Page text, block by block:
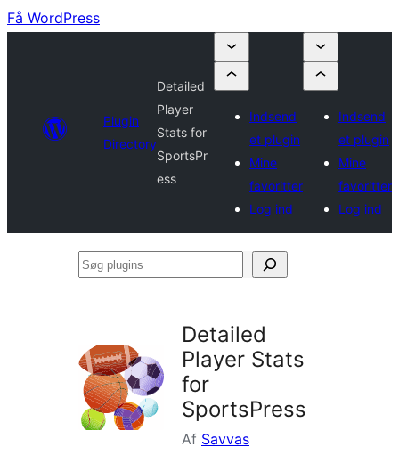
Få WordPress
Plugin
Directory
Detailed
Player
Stats for
SportsPr
ess
Indsend
et plugin
Mine
favoritter
Log ind
Indsend
et plugin
Mine
favoritter
Log ind
Søg
Detailed
Player Stats
for
SportsPress
Af Savvas